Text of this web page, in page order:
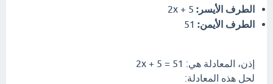
الطرف الأيسر:
الطرف الأيمن:
إذن، المعادلة هي: 2x + 5 = 51
لحل هذه المعادلة: